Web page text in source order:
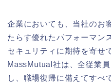
企業においても、当社のお
たらす優れたパフォーマン
セキュリティに期待を寄せ
MassMutual社は、全従業
し、職場復帰に備えてすべ